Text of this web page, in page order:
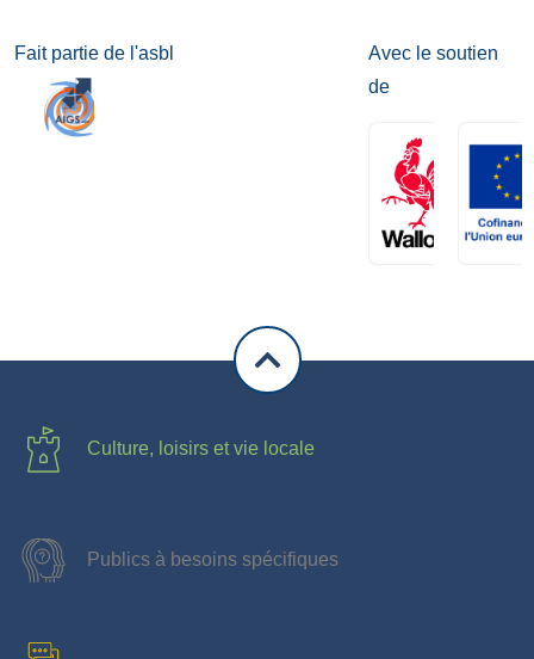
Fait partie de l'asbl
Avec le soutien
de
Culture, loisirs et vie locale
Publics à besoins spécifiques